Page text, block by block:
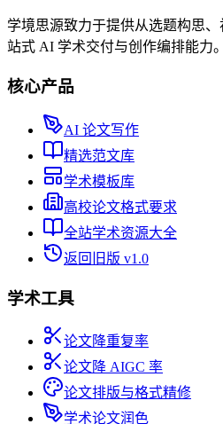
学境思源致力于提供从选题构思
站式 AI 学术交付与创作编排能力。
核心产品
AI 论文写作
精选范文库
学术模板库
高校论文格式要求
全站学术资源大全
返回旧版 v1.0
学术工具
论文降重复率
论文降 AIGC 率
论文排版与格式精修
学术论文润色